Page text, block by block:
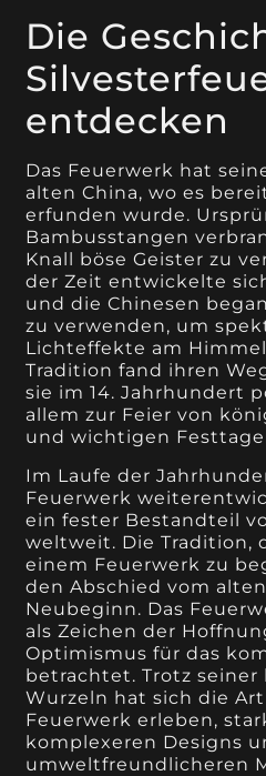
Die
entdecken
Das Feuerwerk hat
alten China, wo es
erfunden wurde.
Bambusstangen
Knall böse Geister zu
der Zeit entwickelte
und die Chinesen
zu verwenden, um
Lichteffekte am
Tradition fand ihren
sie im 14. Jahrhundert
allem zur Feier von
und wichtigen
Im Laufe der
Feuerwerk
ein fester Bestandteil
weltweit. Die Tradition,
einem Feuerwerk zu
den Abschied vom
Neubeginn. Das
als Zeichen der
Optimismus für das
betrachtet. Trotz seiner
Wurzeln hat sich die
Feuerwerk erleben,
komplexeren Designs
umweltfreundlicheren